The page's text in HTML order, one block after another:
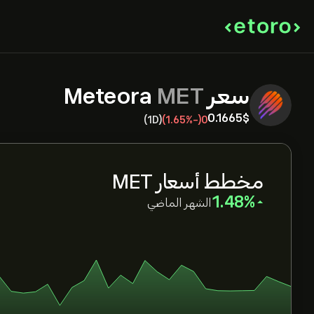
سعر Meteora MET
0.1665‎$‎
0
(-1.65%)
(1D)
مخطط أسعار MET
‎1.48‎ الشهر الماضي